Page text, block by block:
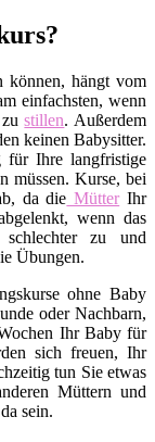
können, hängt vom
einfachsten, wenn
zustillen. Außerdem
keinen Babysitter.
für Ihre langfristige
müssen. Kurse, bei
da die MütterIhr
wenn das
zu und
Übungen.
ohne Baby
oder Nachbarn,
Ihr Baby für
sich freuen, Ihr
tun Sie etwas
Müttern und
sein.